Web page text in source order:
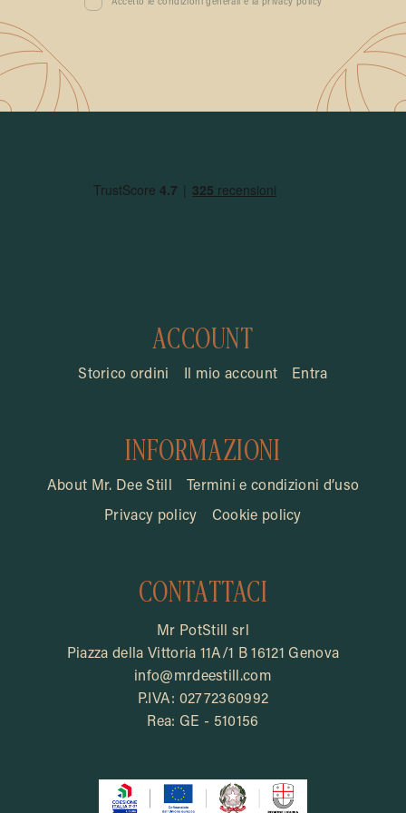
Accetto le condizioni generali e la privacy policy
ACCOUNT
Storico ordini Il mio account Entra
INFORMAZIONI
About Mr. Dee Still Termini e condizioni d’uso
Privacy policy Cookie policy
CONTATTACI
Mr PotStill srl
Piazza della Vittoria 11A/1 B 16121 Genova
info@mrdeestill.com
P.IVA: 02772360992
Rea: GE - 510156